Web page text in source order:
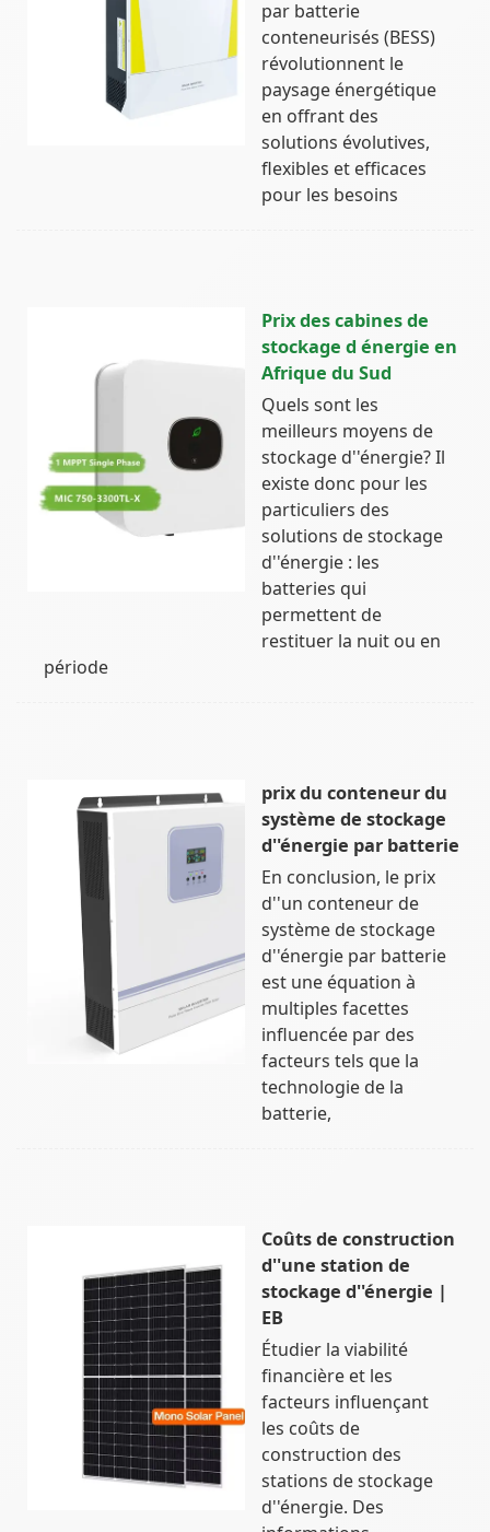
par batterie
conteneurisés (BESS)
révolutionnent le
paysage énergétique
en offrant des
solutions évolutives,
flexibles et efficaces
pour les besoins
Prix des cabines de
stockage d énergie en
Afrique du Sud
Quels sont les
meilleurs moyens de
stockage d''énergie? Il
existe donc pour les
particuliers des
solutions de stockage
d''énergie : les
batteries qui
permettent de
restituer la nuit ou en
période
prix du conteneur du
système de stockage
d''énergie par batterie
En conclusion, le prix
d''un conteneur de
système de stockage
d''énergie par batterie
est une équation à
multiples facettes
influencée par des
facteurs tels que la
technologie de la
batterie,
Coûts de construction
d''une station de
stockage d''énergie |
EB
Étudier la viabilité
financière et les
facteurs influençant
les coûts de
construction des
stations de stockage
d''énergie. Des